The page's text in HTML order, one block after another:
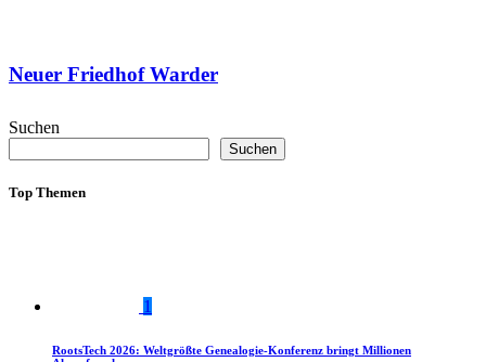
Neuer Friedhof Warder
Suchen
Suchen
Top Themen
1
RootsTech 2026: Weltgrößte Genealogie-Konferenz bringt Millionen